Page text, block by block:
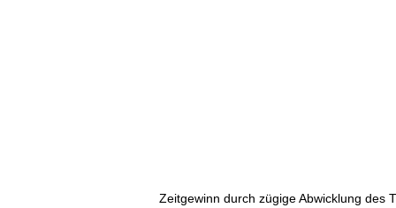
Zeitgewinn durch zügige Abwicklung des